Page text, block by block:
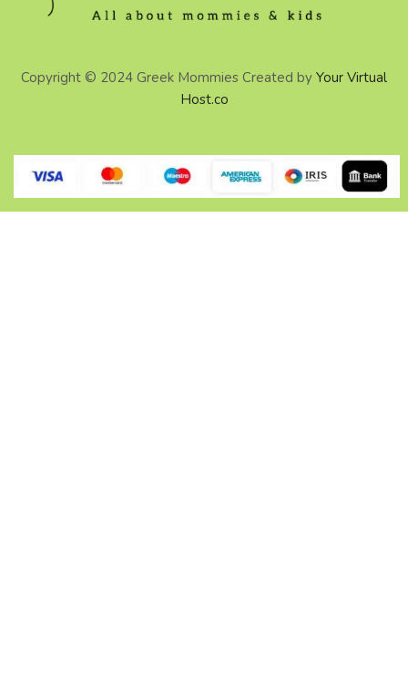
Copyright © 2024 Greek Mommies Created by Your Virtual
Host.co